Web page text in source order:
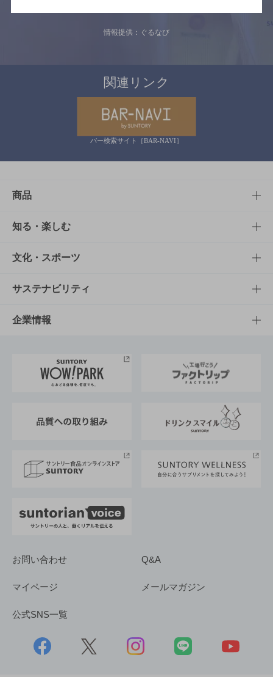
情報提供：ぐるなび
関連リンク
バー検索サイト［BAR-NAVI］
商品
商品TOP
商品一覧
商品発売情報
栄養成分一覧
知る・楽しむ
知る・楽しむTOP
キャンペーン
工場見学
地域情報
文化・スポーツ
文化・スポーツTOP
サントリーホール
サントリーサンバーズ大阪
サステナビリティ
サステナビリティTOP
サントリーが考えるサステナビリティ経営
企業情報
企業概要
採用情報
お問い合わせ Q&A
マイページ メールマガジン
公式SNS一覧